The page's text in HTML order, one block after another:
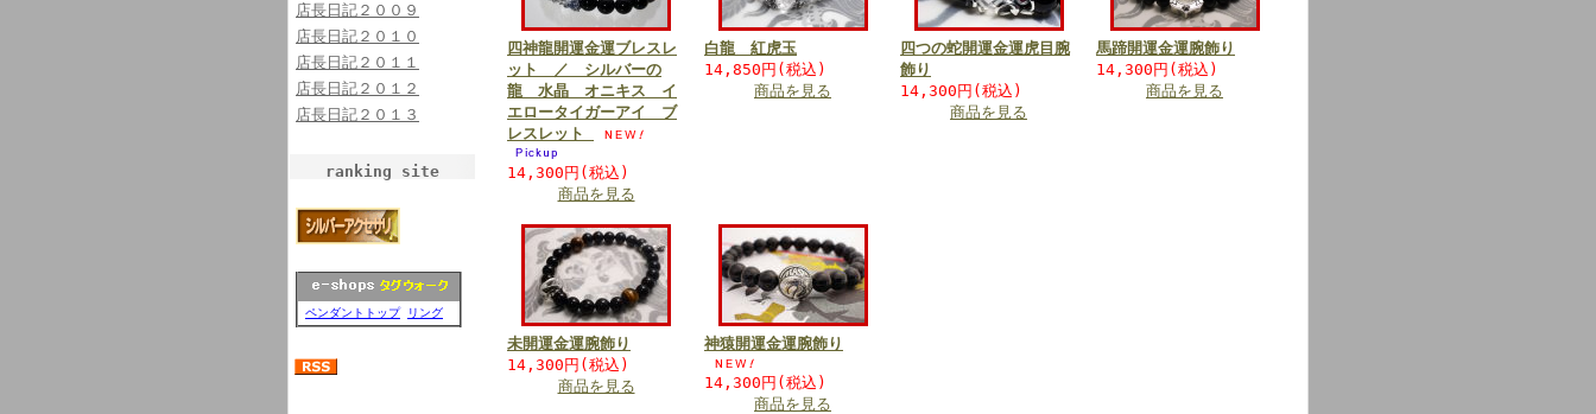
店長日記２００９
店長日記２０１０
店長日記２０１１
店長日記２０１２
店長日記２０１３
ranking site
ペンダントトップ リング
四神龍開運金運ブレスレ
ット ／ シルバーの
龍 水晶 オニキス イ
エロータイガーアイ ブ
レスレット
14,300円(税込)
商品を見る
白龍 紅虎玉
14,850円(税込)
商品を見る
四つの蛇開運金運虎目腕
飾り
14,300円(税込)
商品を見る
馬蹄開運金運腕飾り
14,300円(税込)
商品を見る
未開運金運腕飾り
14,300円(税込)
商品を見る
神猿開運金運腕飾り
14,300円(税込)
商品を見る